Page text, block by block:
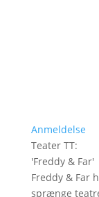
Anmeldelse
Teater TT:
'Freddy & Far'
Freddy & Far
sprænge